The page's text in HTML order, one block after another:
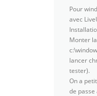
Pour
avec
Monter
lancer
tester).
On a
de